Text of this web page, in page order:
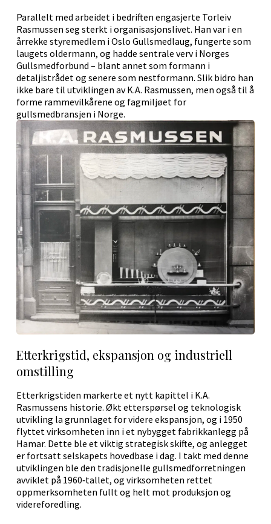
Parallelt med arbeidet i bedriften engasjerte Torleiv
Rasmussen seg sterkt i organisasjonslivet. Han var i en
årrekke styremedlem i Oslo Gullsmedlaug, fungerte som
laugets oldermann, og hadde sentrale verv i Norges
Gullsmedforbund – blant annet som formann i
detaljistrådet og senere som nestformann. Slik bidro han
ikke bare til utviklingen av K.A. Rasmussen, men også til å
forme rammevilkårene og fagmiljøet for
gullsmedbransjen i Norge.
Etterkrigstid, ekspansjon og industriell
omstilling
Etterkrigstiden markerte et nytt kapittel i K.A.
Rasmussens historie. Økt etterspørsel og teknologisk
utvikling la grunnlaget for videre ekspansjon, og i 1950
flyttet virksomheten inn i et nybygget fabrikkanlegg på
Hamar. Dette ble et viktig strategisk skifte, og anlegget
er fortsatt selskapets hovedbase i dag. I takt med denne
utviklingen ble den tradisjonelle gullsmedforretningen
avviklet på 1960‑tallet, og virksomheten rettet
oppmerksomheten fullt og helt mot produksjon og
videreforedling.